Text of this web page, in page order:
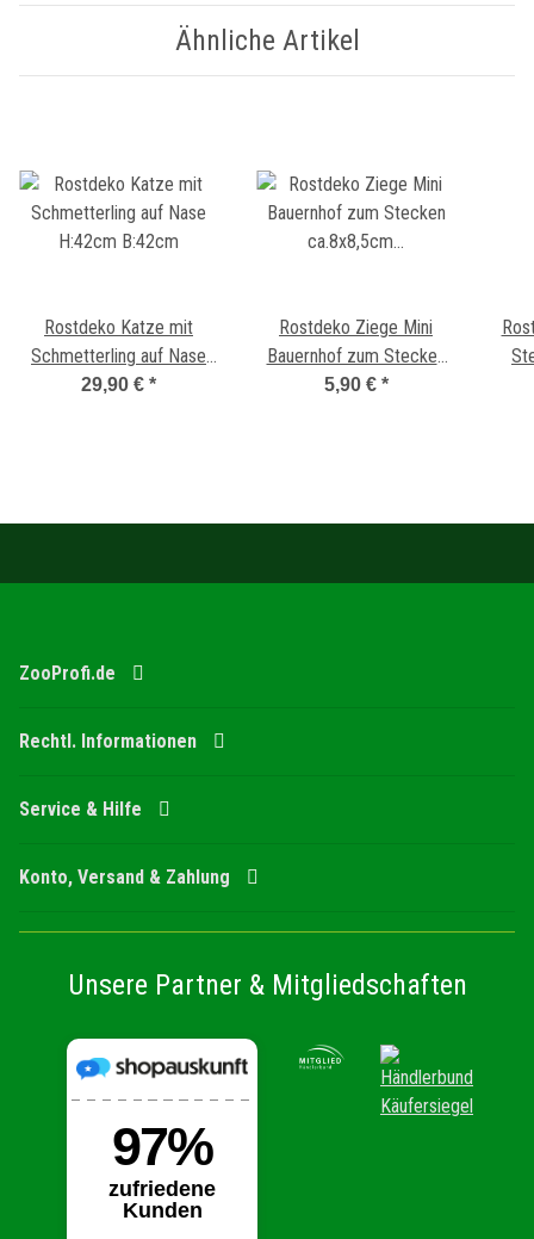
Ähnliche Artikel
Rostdeko Katze mit
Schmetterling auf Nase
H:42cm B:42cm
29,90 € *
Rostdeko Ziege Mini
Bauernhof zum Stecken
ca.8x8,5cm inkl.Stecker
5,90 € *
ZooProfi.de
Rechtl. Informationen
Service & Hilfe
Konto, Versand & Zahlung
Unsere Partner & Mitgliedschaften